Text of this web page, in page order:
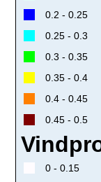
0.2 - 0.25
0.25 - 0.3
0.3 - 0.35
0.35 - 0.4
0.4 - 0.45
0.45 - 0.5
0 - 0.15